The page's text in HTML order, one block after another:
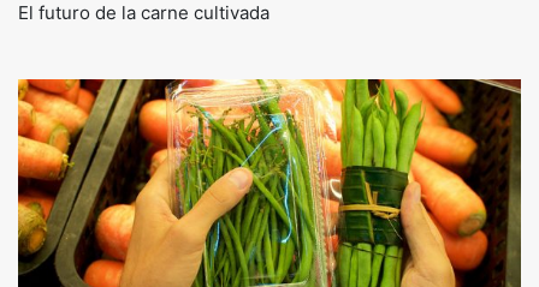
El futuro de la carne cultivada